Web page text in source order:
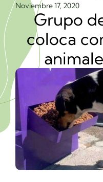
Noviembre 17, 2020
Grupo
coloca